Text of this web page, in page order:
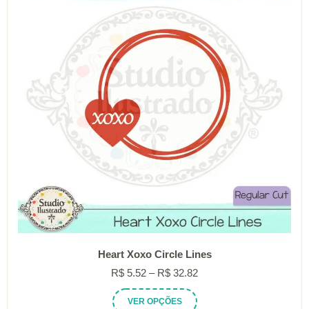
ser
escolhidas
na
página
produto
Heart Xoxo Circle Lines
R$ 5.52 – R$ 32.82Faixa
VER OPÇÕES